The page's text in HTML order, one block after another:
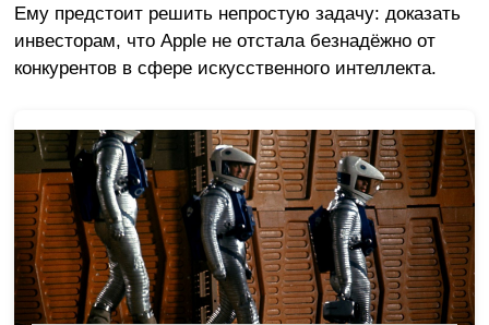
Ему предстоит решить непростую задачу: доказать
инвесторам, что Apple не отстала безнадёжно от
конкурентов в сфере искусственного интеллекта.